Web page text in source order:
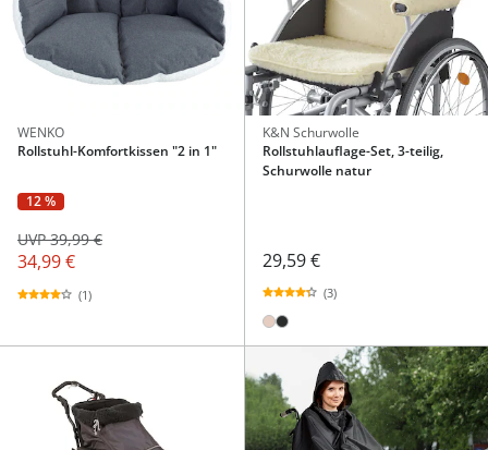
WENKO
Rollstuhl-Komfortkissen "2 in 1"
12 %
34,99 €
UVP 39,99 €
(1)
K&N Schurwolle
Rollstuhlauflage-Set, 3-teilig,
Schurwolle natur
29,59 €
(3)